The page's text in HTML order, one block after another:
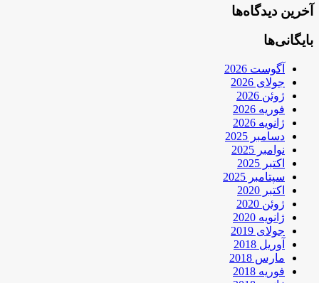
آخرین دیدگاه‌ها
بایگانی‌ها
آگوست 2026
جولای 2026
ژوئن 2026
فوریه 2026
ژانویه 2026
دسامبر 2025
نوامبر 2025
اکتبر 2025
سپتامبر 2025
اکتبر 2020
ژوئن 2020
ژانویه 2020
جولای 2019
آوریل 2018
مارس 2018
فوریه 2018